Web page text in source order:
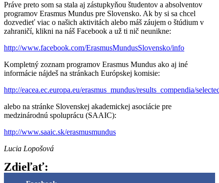
Práve preto som sa stala aj zástupkyňou študentov a absolventov
programov Erasmus Mundus pre Slovensko. Ak by si sa chcel
dozvedieť viac o našich aktivitách alebo máš záujem o štúdium v
zahraničí, klikni na náš Facebook a už ti nič neunikne:
http://www.facebook.com/ErasmusMundusSlovensko/info
Kompletný zoznam programov Erasmus Mundus ako aj iné
informácie nájdeš na stránkach Európskej komisie:
http://eacea.ec.europa.eu/erasmus_mundus/results_compendia/
alebo na stránke Slovenskej akademickej asociácie pre
medzinárodnú spoluprácu (SAAIC):
http://www.saaic.sk/erasmusmundus
Lucia Lopošová
Zdieľať: